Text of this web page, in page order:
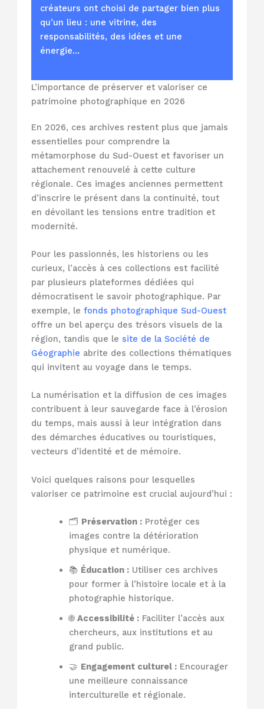
créateurs ont choisi de partager bien plus
qu’un lieu : une vitrine, des
responsabilités, des idées et une
énergie…
L’importance de préserver et valoriser ce
patrimoine photographique en 2026
En 2026, ces archives restent plus que jamais
essentielles pour comprendre la
métamorphose du Sud-Ouest et favoriser un
attachement renouvelé à cette culture
régionale. Ces images anciennes permettent
d’inscrire le présent dans la continuité, tout
en dévoilant les tensions entre tradition et
modernité.
Pour les passionnés, les historiens ou les
curieux, l’accès à ces collections est facilité
par plusieurs plateformes dédiées qui
démocratisent le savoir photographique. Par
exemple, lefonds photographique Sud-Ouest
offre un bel aperçu des trésors visuels de la
région, tandis que lesite de la Société de
Géographie abrite des collections thématiques
qui invitent au voyage dans le temps.
La numérisation et la diffusion de ces images
contribuent à leur sauvegarde face à l’érosion
du temps, mais aussi à leur intégration dans
des démarches éducatives ou touristiques,
vecteurs d’identité et de mémoire.
Voici quelques raisons pour lesquelles
valoriser ce patrimoine est crucial aujourd’hui :
🗂️ Préservation :Protéger ces
images contre la détérioration
physique et numérique.
📚 Éducation :Utiliser ces archives
pour former à l’histoire locale et à la
photographie historique.
🌐 Accessibilité :Faciliter l’accès aux
chercheurs, aux institutions et au
grand public.
🤝 Engagement culturel :Encourager
une meilleure connaissance
interculturelle et régionale.